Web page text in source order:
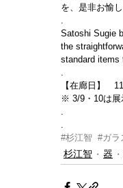
を、是非お愉
Satoshi Sugie
the
standard items
【在廊日】　
※ 3/9・10は展
#杉江智 #ガラ
杉江智 器